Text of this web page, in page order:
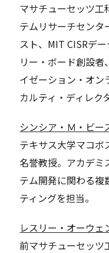
マサチューセッツ工
テムリサーチセンタ
スト、MIT CISRデ
リー・ボード創設
イゼーション・オン
カルティ・ディレク
シンシア・Ｍ・ビー
テキサス大学マコボ
名誉教授。アカデミ
テム開発に関わる複
ティングを担当。
レスリー・オーウェ
前マサチューセッツ